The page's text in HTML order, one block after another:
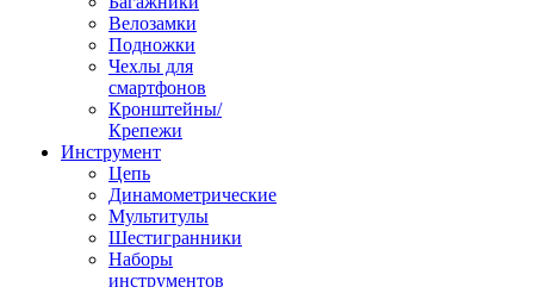
Велозамки
Подножки
Чехлы для
смартфонов
Кронштейны/
Крепежи
Инструмент
Цепь
Динамометрические
Мультитулы
Шестигранники
Наборы
инструментов